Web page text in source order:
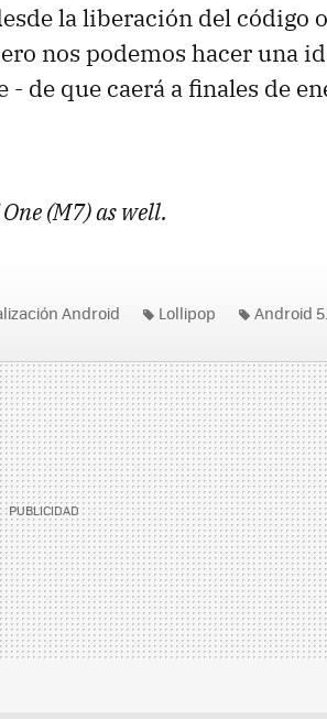
la liberación del código
nos podemos hacer una
de que caerá a finales de
(M7) as well.
Android Lollipop
Android